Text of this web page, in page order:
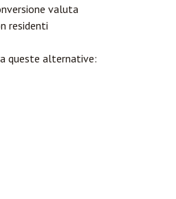
valuta
residenti
queste alternative: